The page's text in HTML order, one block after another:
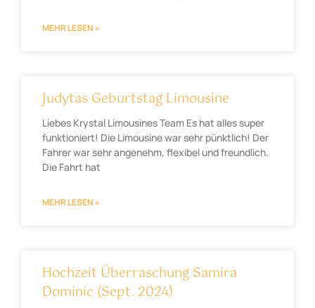
MEHR LESEN »
Judytas Geburtstag Limousine
Liebes Krystal Limousines Team Es hat alles super
funktioniert! Die Limousine war sehr pünktlich! Der
Fahrer war sehr angenehm, flexibel und freundlich.
Die Fahrt hat
MEHR LESEN »
Hochzeit Überraschung Samira
Dominic (Sept. 2024)